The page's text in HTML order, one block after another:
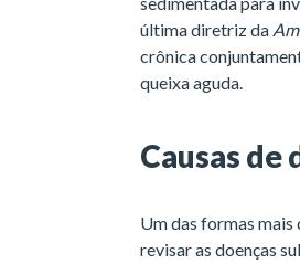
última diretriz da
crônica
queixa aguda.
Causas de
Um das formas mais
revisar as doenças